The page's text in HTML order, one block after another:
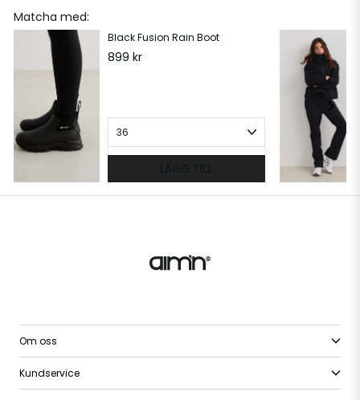
Matcha med:
Black Fusion Rain Boot
899 kr
Om oss
Kundservice